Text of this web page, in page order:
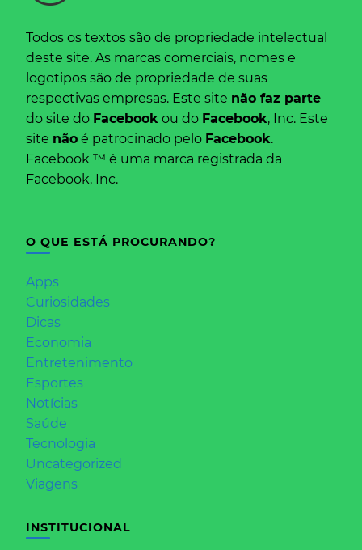
Todos os textos são de propriedade intelectual
deste site. As marcas comerciais, nomes e
logotipos são de propriedade de suas
respectivas empresas. Este site não faz parte
do site do Facebook ou do Facebook, Inc. Este
site não é patrocinado pelo Facebook.
Facebook ™ é uma marca registrada da
Facebook, Inc.
O QUE ESTÁ PROCURANDO?
Apps
Curiosidades
Dicas
Economia
Entretenimento
Esportes
Notícias
Saúde
Tecnologia
Uncategorized
Viagens
INSTITUCIONAL